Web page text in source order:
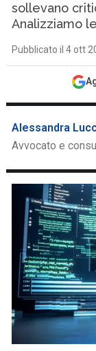
sollevano
Analizziamo
Pubblicato il 4 ott
Alessandra
Avvocato e